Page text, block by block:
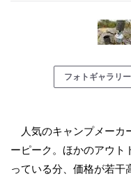
フォトギャラリ
人気のキャンプメーカ
ーピーク。ほかのアウト
っている分、価格が若干